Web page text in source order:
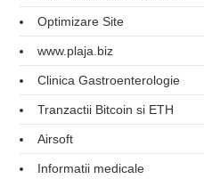
Optimizare Site
www.plaja.biz
Clinica Gastroenterologie
Tranzactii Bitcoin si ETH
Airsoft
Informatii medicale